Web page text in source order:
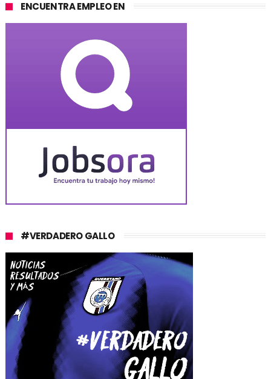
ENCUENTRA EMPLEO EN
#VERDADERO GALLO